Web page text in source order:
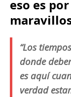
eso es
“Los
donde
es aquí
verdad